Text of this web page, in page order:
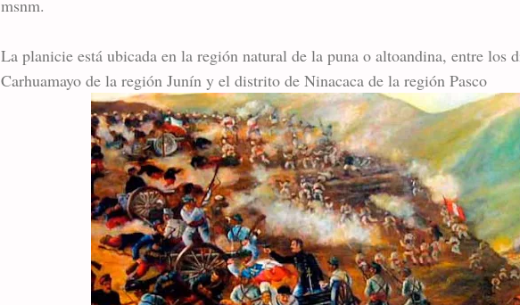
msnm.
La planicie está ubicada en la región natural de la puna o altoandina, entre los
Carhuamayo de la región Junín y el distrito de Ninacaca de la región Pasco